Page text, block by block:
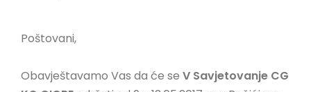
SAVJETOVANJA
EES CRNE GORE
Poštovani,
Obavještavamo Vas da će se V Savjetovanje CG